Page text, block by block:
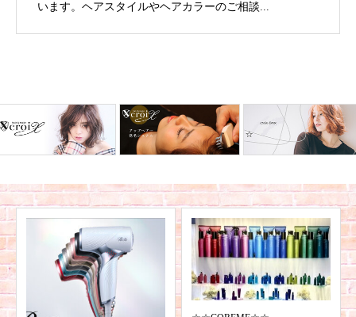
います。ヘアスタイルやヘアカラーのご相談...